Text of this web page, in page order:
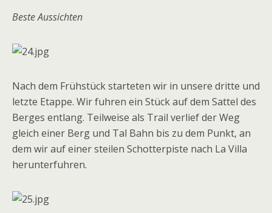
Beste Aussichten
Nach dem Frühstück starteten wir in unsere dritte und
letzte Etappe. Wir fuhren ein Stück auf dem Sattel des
Berges entlang. Teilweise als Trail verlief der Weg
gleich einer Berg und Tal Bahn bis zu dem Punkt, an
dem wir auf einer steilen Schotterpiste nach La Villa
herunterfuhren.